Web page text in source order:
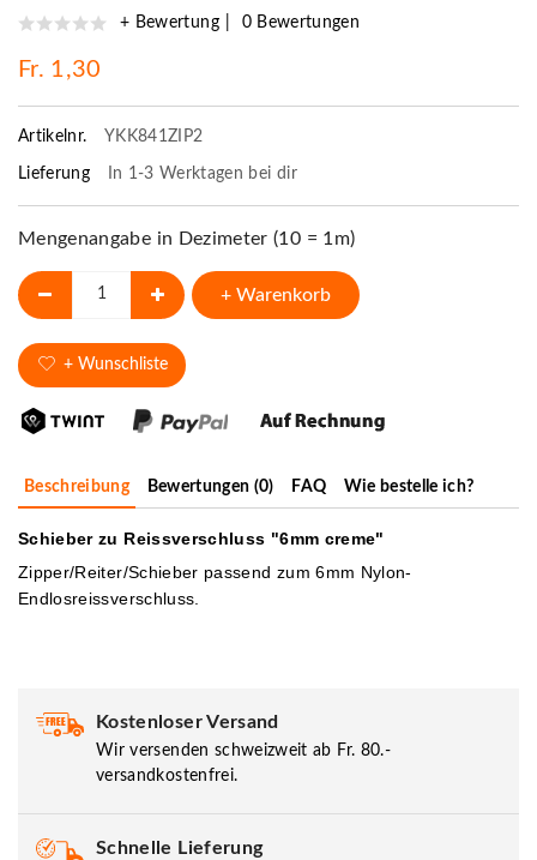
+ Bewertung 0 Bewertungen
Fr. 1,30
Artikelnr. YKK841ZIP2
Lieferung In 1-3 Werktagen bei dir
Mengenangabe in Dezimeter (10 = 1m)
+ Warenkorb
+ Wunschliste
Beschreibung Bewertungen (0) FAQ Wie bestelle ich?
Schieber zu Reissverschluss "6mm creme"
Zipper/Reiter/Schieber passend zum 6mm Nylon-
Endlosreissverschluss.
Kostenloser Versand
Wir versenden schweizweit ab Fr. 80.-
versandkostenfrei.
Schnelle Lieferung